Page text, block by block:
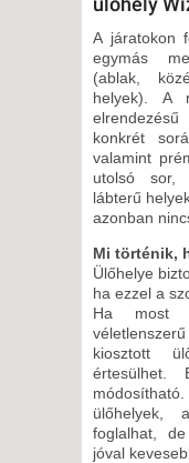
A járatokon
egymás
(ablak,
helyek). A
konkrét
valamint
utolsó sor,
lábterű
azonban
Mi történik,
Ülőhelye
ha ezzel a
Ha most
kiosztott
ülőhelyek,
foglalhat,
jóval